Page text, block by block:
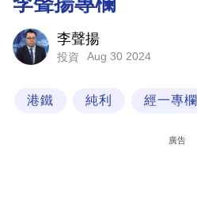
商
科
李聲揚
投資 Aug 30 2024
港鐵 純利 經一專欄
廣告